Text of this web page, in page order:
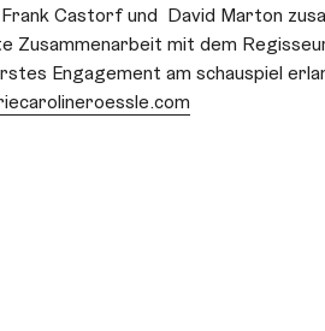
Castorf und David Marton
Zusammenarbeit mit dem
Engagement am schauspiel